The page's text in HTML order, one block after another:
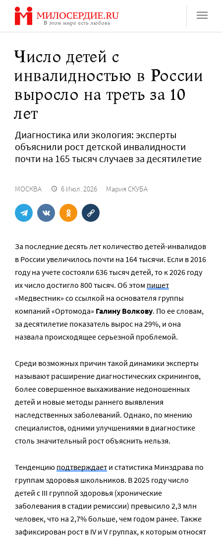
Перейти
содержанию
Число детей с
инвалидностью в России
выросло на треть за 10
лет
Диагностика или экология: эксперты
объяснили рост детской инвалидности
почти на 165 тысяч случаев за десятилетие
МОСКВА 6 Июл. 2026 Мария СКУБА
За последние десять лет количество детей-инвалидов
в России увеличилось почти на 164 тысячи. Если в 2016
году на учете состояли 636 тысяч детей, то к 2026 году
их число достигло 800 тысяч. Об этом пишет
«Медвестник» со ссылкой на основателя группы
компаний «Ортомода» Галину Волкову. По ее словам,
за десятилетие показатель вырос на 29%, и она
назвала происходящее серьезной проблемой.
Среди возможных причин такой динамики эксперты
называют расширение диагностических скринингов,
более совершенное выхаживание недоношенных
детей и новые методы раннего выявления
наследственных заболеваний. Однако, по мнению
специалистов, одними улучшениями в диагностике
столь значительный рост объяснить нельзя.
Тенденцию подтверждает и статистика Минздрава по
группам здоровья школьников. В 2025 году число
детей с III группой здоровья (хронические
заболевания в стадии ремиссии) превысило 2,3 млн
человек, что на 2,7% больше, чем годом ранее. Также
зафиксирован рост в IV и V группах, к которым относят